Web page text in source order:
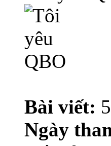
Bài viết:
Ngày